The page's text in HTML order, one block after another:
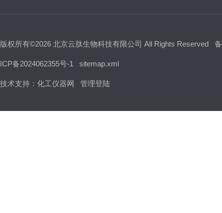
版权所有©2026 北京云肽生物科技有限公司 All Rights Reserved
ICP备2024062355号-1 sitemap.xml
技术支持： 化工仪器网 管理登陆